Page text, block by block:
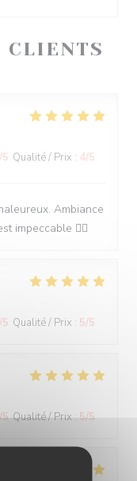
CLIENTS
/5 Qualité / Prix : 4/5
Ambiance
impeccable 👌🏽
/5 Qualité / Prix : 5/5
/5 Qualité / Prix: 5/5